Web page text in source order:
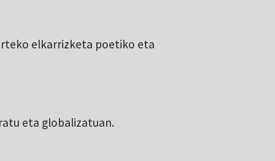
elkarrizketa poetiko eta
eta globalizatuan.